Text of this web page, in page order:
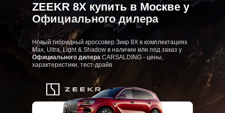
ZEEKR 8X купить в Москве у
Официального дилера
Новый гибридный кроссовер Зикр 8Х в комплектациях
Max, Ultra, Light & Shadow в наличии или под заказ у
Официального дилера CARSALDING - цены,
характеристики, тест-драйв